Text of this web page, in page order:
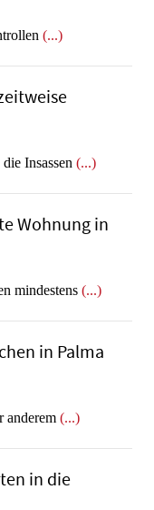
(...)
Insassen (...)
Wohnung in
mindestens (...)
in Palma
anderem (...)
in die